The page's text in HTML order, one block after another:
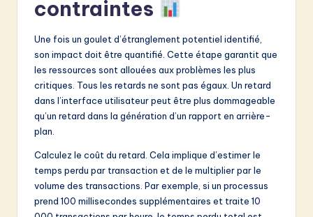
contraintes
Une fois un goulet d’étranglement potentiel identifié,
son impact doit être quantifié. Cette étape garantit que
les ressources sont allouées aux problèmes les plus
critiques. Tous les retards ne sont pas égaux. Un retard
dans l’interface utilisateur peut être plus dommageable
qu’un retard dans la génération d’un rapport en arrière-
plan.
Calculez le coût du retard. Cela implique d’estimer le
temps perdu par transaction et de le multiplier par le
volume des transactions. Par exemple, si un processus
prend 100 millisecondes supplémentaires et traite 10